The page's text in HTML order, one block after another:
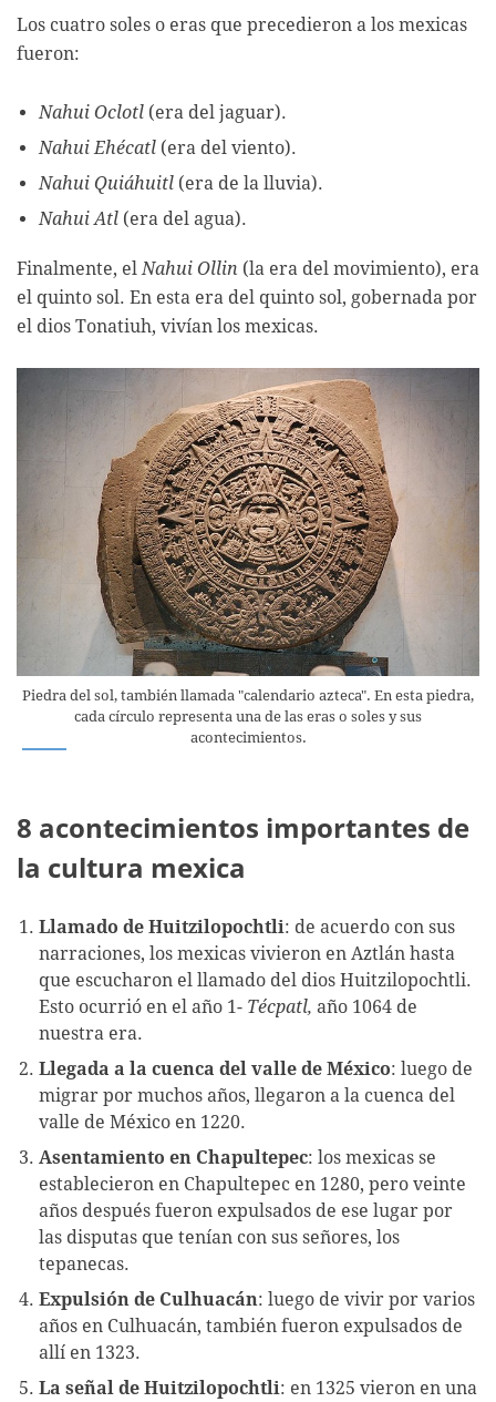
Los cuatro soles o eras que precedieron a los mexicas
fueron:
Nahui Oclotl (era del jaguar).
Nahui Ehécatl (era del viento).
Nahui Quiáhuitl (era de la lluvia).
Nahui Atl (era del agua).
Finalmente, elNahui Ollin (la era del movimiento), era
el quinto sol. En esta era del quinto sol, gobernada por
el dios Tonatiuh, vivían los mexicas.
Piedra del sol, también llamada "calendario azteca". En esta piedra,
cada círculo representa una de las eras o soles y sus
acontecimientos.
8 acontecimientos importantes de
la cultura mexica
Llamado de Huitzilopochtli: de acuerdo con sus
narraciones, los mexicas vivieron en Aztlán hasta
que escucharon el llamado del dios Huitzilopochtli.
Esto ocurrió en el año 1- Técpatl, año 1064 de
nuestra era.
Llegada a la cuenca del valle de México: luego de
migrar por muchos años, llegaron a la cuenca del
valle de México en 1220.
Asentamiento en Chapultepec: los mexicas se
establecieron en Chapultepec en 1280, pero veinte
años después fueron expulsados de ese lugar por
las disputas que tenían con sus señores, los
tepanecas.
Expulsión de Culhuacán: luego de vivir por varios
años en Culhuacán, también fueron expulsados de
allí en 1323.
La señal de Huitzilopochtli: en 1325 vieron en una